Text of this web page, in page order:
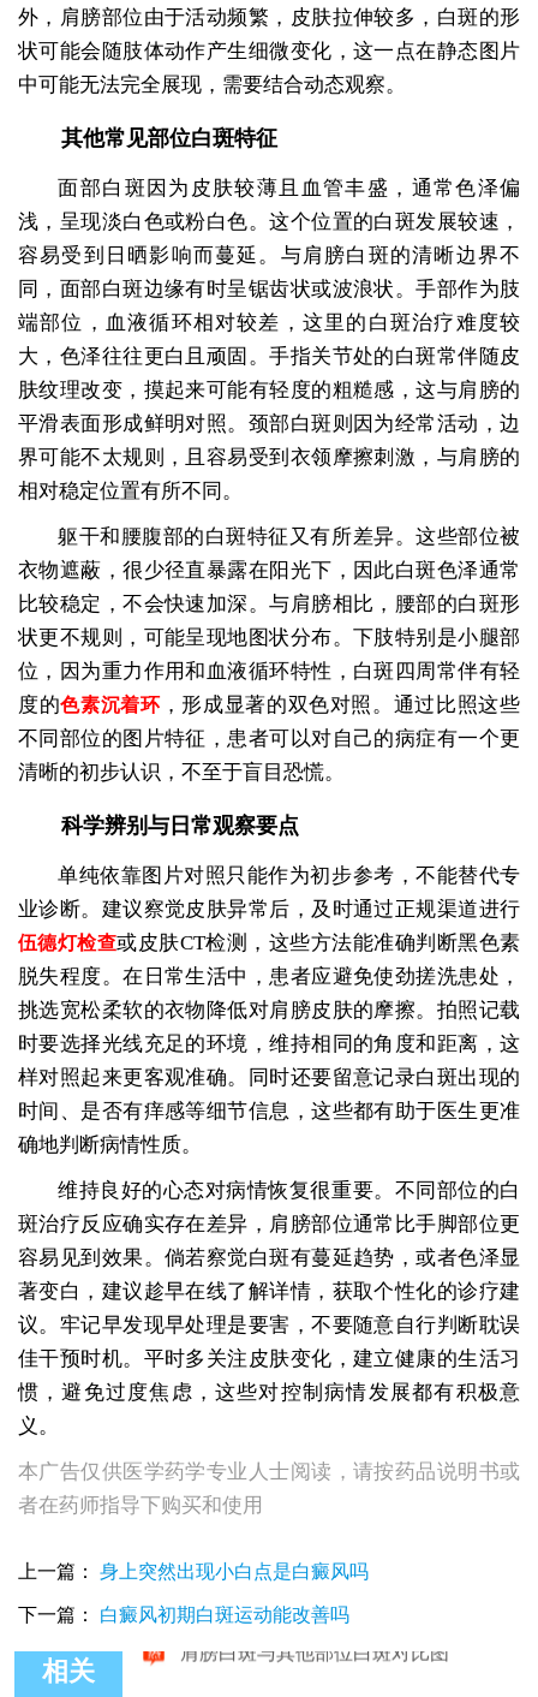
外，肩膀部位由于活动频繁，皮肤拉伸较多，白斑的形
状可能会随肢体动作产生细微变化，这一点在静态图片
中可能无法完全展现，需要结合动态观察。
其他常见部位白斑特征
面部白斑因为皮肤较薄且血管丰盛，通常色泽偏
浅，呈现淡白色或粉白色。这个位置的白斑发展较速，
容易受到日晒影响而蔓延。与肩膀白斑的清晰边界不
同，面部白斑边缘有时呈锯齿状或波浪状。手部作为肢
端部位，血液循环相对较差，这里的白斑治疗难度较
大，色泽往往更白且顽固。手指关节处的白斑常伴随皮
肤纹理改变，摸起来可能有轻度的粗糙感，这与肩膀的
平滑表面形成鲜明对照。颈部白斑则因为经常活动，边
界可能不太规则，且容易受到衣领摩擦刺激，与肩膀的
相对稳定位置有所不同。
躯干和腰腹部的白斑特征又有所差异。这些部位被
衣物遮蔽，很少径直暴露在阳光下，因此白斑色泽通常
比较稳定，不会快速加深。与肩膀相比，腰部的白斑形
状更不规则，可能呈现地图状分布。下肢特别是小腿部
位，因为重力作用和血液循环特性，白斑四周常伴有轻
度的色素沉着环 ，形成显著的双色对照。通过比照这些
不同部位的图片特征，患者可以对自己的病症有一个更
清晰的初步认识，不至于盲目恐慌。
科学辨别与日常观察要点
单纯依靠图片对照只能作为初步参考，不能替代专
业诊断。建议察觉皮肤异常后，及时通过正规渠道进行
伍德灯检查或皮肤CT检测，这些方法能准确判断黑色素
脱失程度。在日常生活中，患者应避免使劲搓洗患处，
挑选宽松柔软的衣物降低对肩膀皮肤的摩擦。拍照记载
时要选择光线充足的环境，维持相同的角度和距离，这
样对照起来更客观准确。同时还要留意记录白斑出现的
时间、是否有痒感等细节信息，这些都有助于医生更准
确地判断病情性质。
维持良好的心态对病情恢复很重要。不同部位的白
斑治疗反应确实存在差异，肩膀部位通常比手脚部位更
容易见到效果。倘若察觉白斑有蔓延趋势，或者色泽显
著变白，建议趁早在线了解详情，获取个性化的诊疗建
议。牢记早发现早处理是要害，不要随意自行判断耽误
佳干预时机。平时多关注皮肤变化，建立健康的生活习
惯，避免过度焦虑，这些对控制病情发展都有积极意
义。
本广告仅供医学药学专业人士阅读，请按药品说明书或
者在药师指导下购买和使用
上一篇： 身上突然出现小白点是白癜风吗
下一篇： 白癜风初期白斑运动能改善吗
相关